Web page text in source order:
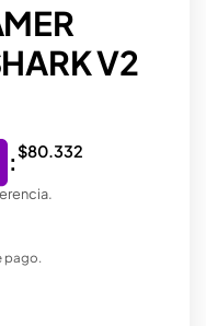
V2
:$80.332
pago.